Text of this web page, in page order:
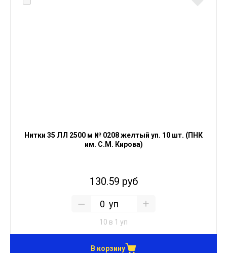
Нитки 35 ЛЛ 2500 м № 0208 желтый уп. 10 шт. (ПНК
им. С.М. Кирова)
130.59 руб
уп
10 в 1 уп
В корзину